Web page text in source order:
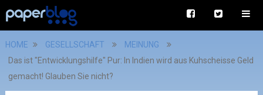
HOME GESELLSCHAFT
MEINUNG
Das ist "Entwicklungshilfe" Pur: In Indien wird aus Kuhscheisse Geld
gemacht! Glauben Sie nicht?